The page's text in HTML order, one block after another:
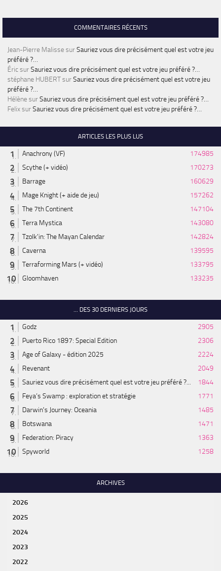
COMMENTAIRES RÉCENTS
Jean-Pierre MalissesurSauriez vous dire précisément quel est votre jeu
préféré ?…
ÉricsurSauriez vous dire précisément quel est votre jeu préféré ?…
stéphane HUBERTsurSauriez vous dire précisément quel est votre jeu
préféré ?…
HélènesurSauriez vous dire précisément quel est votre jeu préféré ?…
FelixsurSauriez vous dire précisément quel est votre jeu préféré ?…
ARTICLES LES PLUS LUS
Anachrony (VF)
174985
Scythe (+ vidéo)
170273
Barrage
160629
Mage Knight (+ aide de jeu)
157262
The 7th Continent
147104
Terra Mystica
143080
Tzolk'in: The Mayan Calendar
142824
Caverna
139595
Terraforming Mars (+ vidéo)
133795
Gloomhaven
133235
... DES 30 DERNIERS JOURS
Godz
2905
Puerto Rico 1897: Special Edition
2306
Age of Galaxy - édition 2025
2224
Revenant
2049
Sauriez vous dire précisément quel est votre jeu préféré ?...
1844
Feya’s Swamp : exploration et stratégie
1771
Darwin's Journey: Oceania
1485
Botswana
1471
Federation: Piracy
1363
Spyworld
1258
ARCHIVES
2026
2025
2024
2023
2022